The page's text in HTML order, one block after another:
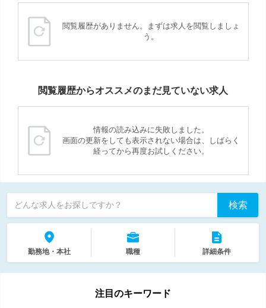
閲覧履歴がありません。まずは求人を閲覧しましょ
う。
閲覧履歴からオススメのまだ見ていない求人
情報の読み込みに失敗しました。
画面の更新をしても表示されない場合は、しばらく
経ってから再度お試しください。
どんな求人をお探しですか？ 検索
勤務地・本社 職種 詳細条件
注目のキーワード